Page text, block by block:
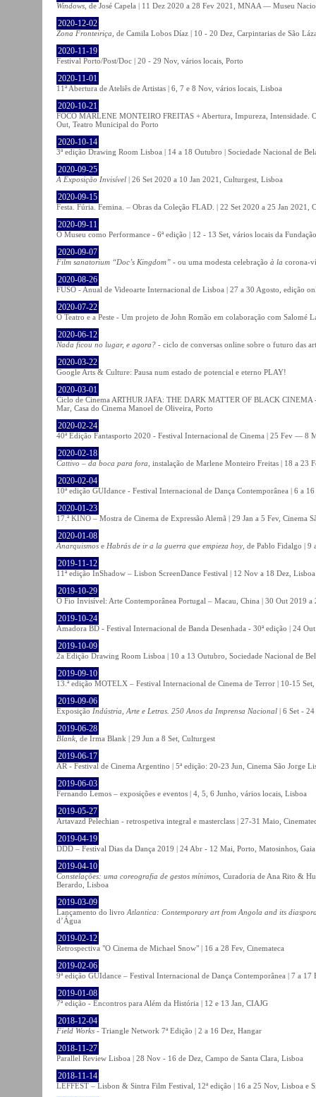
Windows , de José Capela | 11 Dez 2020 a 28 Fev 2021, MNAA — Museu
2020-12-02
Zona Fronteiriça , de Camila Lobos Díaz | 10 - 20 Dez, Carpintarias de São
2020-11-19
Festival Porto/Post/Doc | 20 - 29 Nov, vários locais, Porto
2020-11-01
11ª Abertura de Ateliês de Artistas | 6, 7 e 8 Nov, vários locais, Lisboa
2020-10-21
FOCO MARLENE MONTEIRO FREITAS + Abertura, Impureza, Intensidade.
Out, Teatro Municipal do Porto
2020-10-14
3ª edição Drawing Room Lisboa | 14 a 18 Outubro | Sociedade Nacional de
2020-09-25
A Exposição Invisível | 26 Set 2020 a 10 Jan 2021, Culturgest, Lisboa
2020-09-15
Festa. Fúria. Femina. – Obras da Coleção FLAD. | 22 Set 2020 a 25 Jan
2020-09-11
O Museu como Performance - 6ª edição | 12 - 13 Set, vários locais da
2020-09-07
Film sanatorium “Doc’s Kingdom” - ou uma modesta celebração à la corona-
2020-08-26
FUSO - Anual de Videoarte Internacional de Lisboa | 27 a 30 Agosto, edição
2020-07-22
O Teatro e a Peste - Um projeto de John Romão em colaboração com Salomé
2020-06-12
Nada ficou no lugar, e agora? - ciclo de conversas online sobre o futuro das
2020-03-22
Google Arts & Culture: Pausa num estado de potencial e eterno PLAY!
2020-03-01
Ciclo de Cinema ARTHUR JAFA: THE DARK MATTER OF BLACK
Mar, Casa do Cinema Manoel de Oliveira, Porto
2020-02-24
40ª Edição Fantasporto 2020 - Festival Internacional de Cinema | 25 Fev — 8
2020-02-18
Cattivo – da boca para fora , instalação de Marlene Monteiro Freitas | 18 a
2020-02-04
10ª edição GUIdance - Festival Internacional de Dança Contemporânea | 6 a
2020-01-23
17.ª KINO – Mostra de Cinema de Expressão Alemã | 29 Jan a 5 Fev, Cinema
2020-01-08
Anarquismos e Habrás de ir a la guerra que empieza hoy , de Pablo Fidalgo |
2019-11-12
11ª edição InShadow – Lisbon ScreenDance Festival | 12 Nov a 18 Dez, Lisboa
2019-10-29
O Fio Invisível: Arte Contemporânea Portugal – Macau, China | 30 Out 2019
2019-10-24
Amadora BD - Festival Internacional de Banda Desenhada - 30ª edição | 24
2019-10-09
2a Edição Drawing Room Lisboa | 10 a 13 Outubro, Sociedade Nacional de
2019-09-10
13.ª edição MOTELX – Festival Internacional de Cinema de Terror | 10-15
2019-09-06
Exposição Indústria, Arte e Letras. 250 Anos da Imprensa Nacional | 6 Set -
2019-06-28
Blank , de Irma Blank | 29 Jun a 8 Set, Culturgest
2019-06-17
AR - Festival de Cinema Argentino | 5ª edição: 20-23 Jun, Cinema São Jorge
2019-06-03
Fernando Lemos – exposições e eventos | 4, 5, 6 Junho, vários locais, Lisboa
2019-05-27
Artavazd Pelechian - retrospetiva integral e masterclass | 27-31 Maio,
2019-04-19
DDD – Festival Dias da Dança 2019 | 24 Abr - 12 Mai, Porto, Matosinhos, Gaia
2019-04-10
Constelações: uma coreografia de gestos mínimos , Curadoria de Ana Rito &
Berardo, Lisboa
2019-03-09
Lançamento do livro Atlantica: Contemporary art from Angola and its
d’Água
2019-02-12
Retrospectiva "O Cinema de Michael Snow" | 16 a 28 Fev, Cinemateca
2019-02-06
9ª edição GUIdance – Festival Internacional de Dança Contemporânea | 7 a 17
2019-01-08
7ª edição - Encontros para Além da História | 12 e 13 Jan, CIAJG
2018-12-04
Field Works - Triangle Network 7ª Edição | 2 a 16 Dez, Hangar
2018-11-27
Parallel Review Lisboa | 28 Nov - 16 de Dez, Campo de Santa Clara, Lisboa
2018-11-14
LEFFEST – Lisbon & Sintra Film Festival, 12ª edição | 16 a 25 Nov, Lisboa e